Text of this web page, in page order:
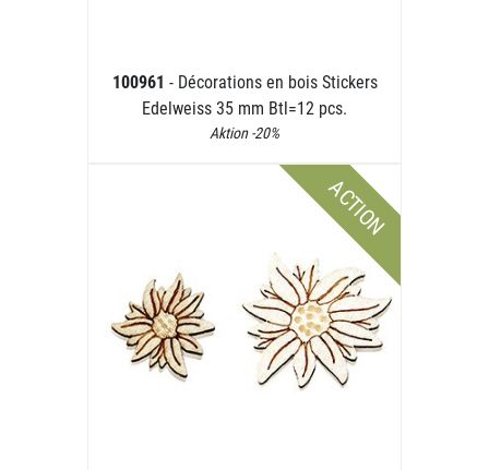
100961 - Décorations en bois Stickers
Edelweiss 35 mm Btl=12 pcs.
Aktion -20%
ACTION